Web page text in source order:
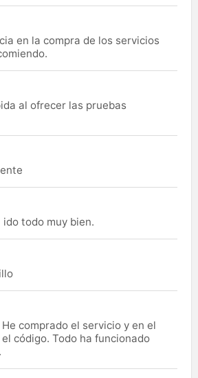
en la compra de los servicios
al ofrecer las pruebas
todo muy bien.
comprado el servicio y en el
código. Todo ha funcionado